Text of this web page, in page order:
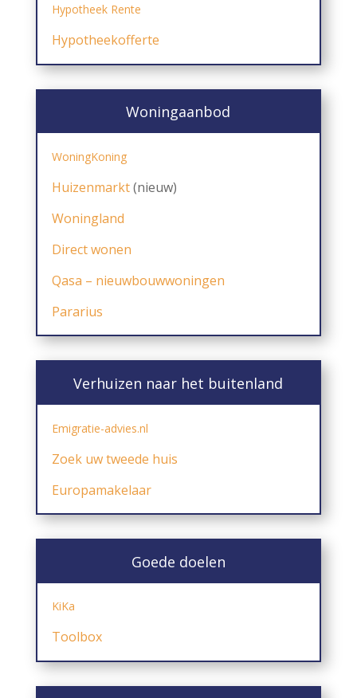
Hypotheek Rente
Hypotheekofferte
Woningaanbod
WoningKoning
Huizenmarkt(nieuw)
Woningland
Direct wonen
Qasa – nieuwbouwwoningen
Pararius
Verhuizen naar het buitenland
Emigratie-advies.nl
Zoek uw tweede huis
Europamakelaar
Goede doelen
KiKa
Toolbox